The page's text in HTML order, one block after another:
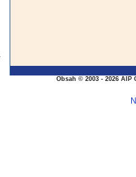
Obsah © 2003 - 2026